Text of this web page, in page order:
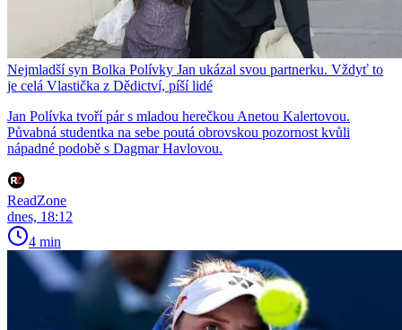
Nejmladší syn Bolka Polívky Jan ukázal svou partnerku. Vždyť to
je celá Vlastička z Dědictví, píší lidé
Jan Polívka tvoří pár s mladou herečkou Anetou Kalertovou.
Půvabná studentka na sebe poutá obrovskou pozornost kvůli
nápadné podobě s Dagmar Havlovou.
ReadZone
dnes, 18:12
4 min